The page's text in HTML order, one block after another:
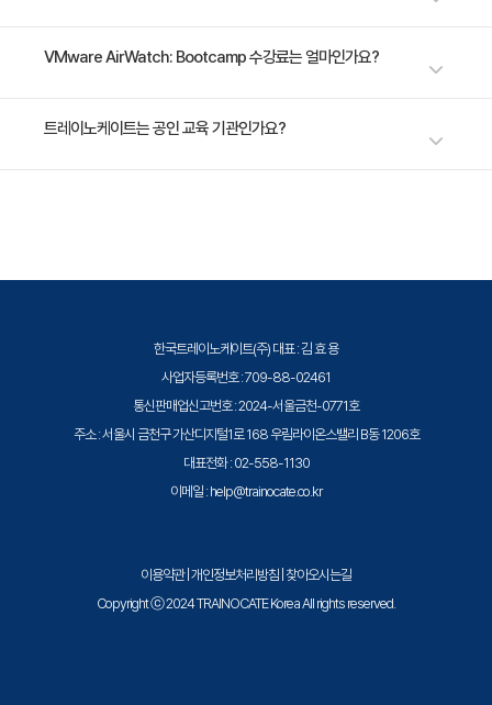
18 VMware Identity Manager
19 AppConfig 커뮤니티
20 VMware Content Locker 고급
배우게 됩니다.
4일 과정입니다. 상세 일정은 교육 페이지에서 확인하실 수 있습니다.
VMware AirWatch: Bootcamp 수강료는 얼마인가요?
수강료는 2,320,000원(VAT 별도)입니다. 고용보험 환급 및 기업 할인 혜택
트레이노케이트는 공인 교육 기관인가요?
한국트레이노케이트(주) 대표 : 김 효 용
사업자등록번호 : 709-88-02461
통신판매업신고번호 : 2024-서울금천-0771호
주소 : 서울시 금천구 가산디지털1로 168 우림라이온스밸리 B동 1206호
대표전화 : 02-558-1130
이메일 : help@trainocate.co.kr
이용약관| 개인정보처리방침 찾아오시는길
Copyright ⓒ 2024 TRAINOCATE Korea All rights reserved.